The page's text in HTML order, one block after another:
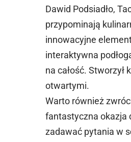
Dawid Podsiadło,
przypominają
innowacyjne
interaktywna
na całość.
otwartymi.
Warto również
fantastyczna okazja
zadawać pytania w